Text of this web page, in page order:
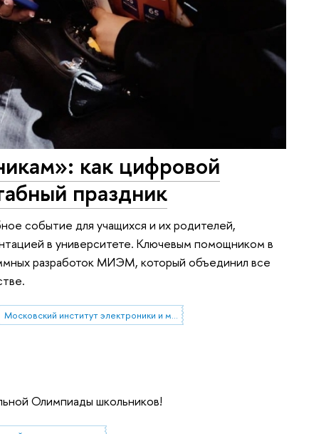
как цифровой
праздник
событие для учащихся и их родителей,
в университете. Ключевым помощником в
разработок МИЭМ, который объединил все
Московский институт электроники и математики им. А.Н. Тихонова
Олимпиады школьников!